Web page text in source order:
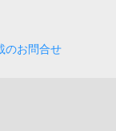
のお問合せ